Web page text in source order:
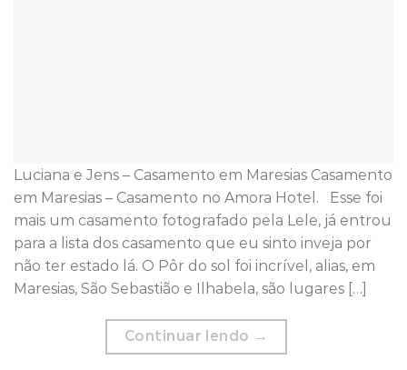
Luciana e Jens – Casamento em Maresias Casamento
em Maresias – Casamento no Amora Hotel. Esse foi
mais um casamento fotografado pela Lele, já entrou
para a lista dos casamento que eu sinto inveja por
não ter estado lá. O Pôr do sol foi incrível, alias, em
Maresias, São Sebastião e Ilhabela, são lugares […]
Continuar lendo →